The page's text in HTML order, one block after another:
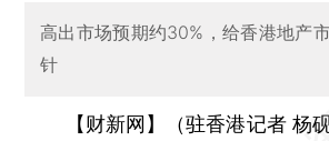
高出市场预期约30%，给香港地产
针
【财新网】（驻香港记者 杨砚